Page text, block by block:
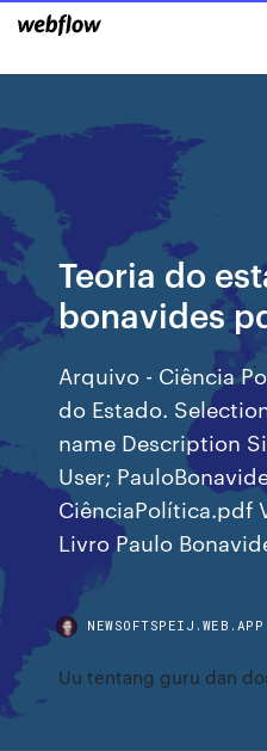
Teoria do
bonavides
Arquivo - Ciência
do Estado.
name Description
User;
CiênciaPolítica.pdf
Livro Paulo
NEWSOFTSPEIJ.WEB.APP
Uu tentang guru dan